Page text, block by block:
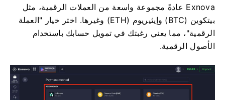
Exnova عادةً مجموعة واسعة من العملات الرقمية، مثل
بيتكوين (BTC) وإيثيريوم (ETH) وغيرها. اختر خيار "العملة
الرقمية"، مما يعني رغبتك في تمويل حسابك باستخدام
الأصول الرقمية.